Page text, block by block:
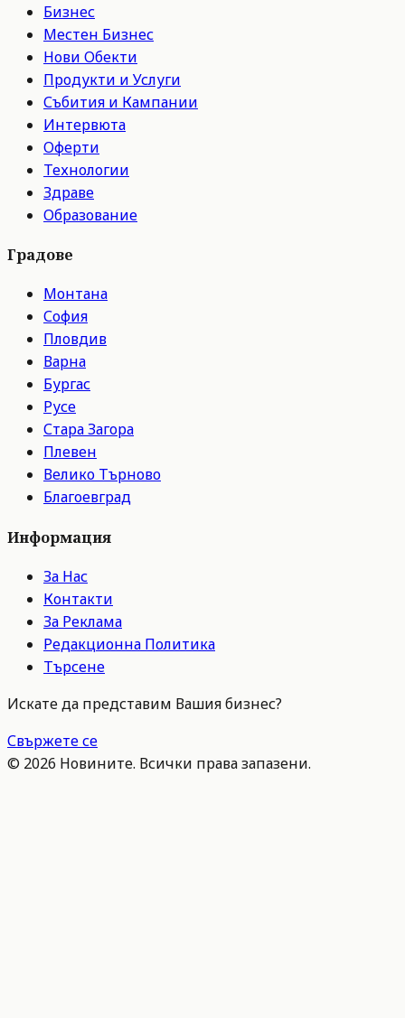
Бизнес
Местен Бизнес
Нови Обекти
Продукти и Услуги
Събития и Кампании
Интервюта
Оферти
Технологии
Здраве
Образование
Градове
Монтана
София
Пловдив
Варна
Бургас
Русе
Стара Загора
Плевен
Велико Търново
Благоевград
Информация
За Нас
Контакти
За Реклама
Редакционна Политика
Търсене
Искате да представим Вашия бизнес?
Свържете се
© 2026 Новините. Всички права запазени.